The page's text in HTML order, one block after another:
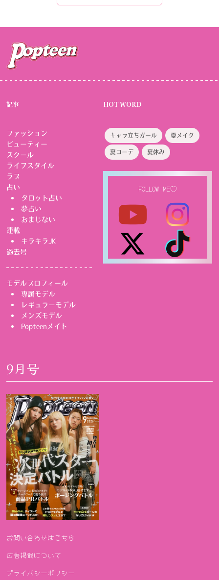
記事
ファッション
ビューティー
スクール
ライフスタイル
ラブ
占い
タロット占い
夢占い
おまじない
連載
キラキラJK
過去号
モデルプロフィール
専属モデル
レギュラーモデル
メンズモデル
Popteenメイト
HOT WORD
キャラ立ちガール 夏メイク
夏コーデ 夏休み
FOLLOW ME♡
9月号
お問い合わせはこちら
広告掲載について
プライバシーポリシー